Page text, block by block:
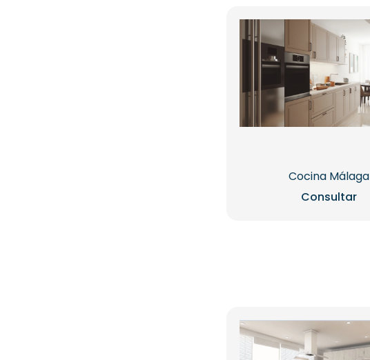
Cocina Málaga
Consultar